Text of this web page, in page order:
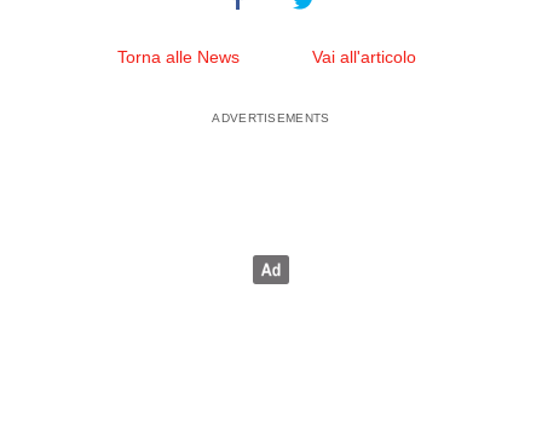
Torna alle News Vai all'articolo